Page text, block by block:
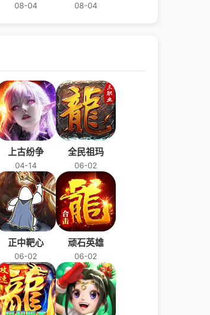
08-04 08-04
上古纷争
04-14
全民祖玛
06-02
正中靶心
06-02
顽石英雄
06-02